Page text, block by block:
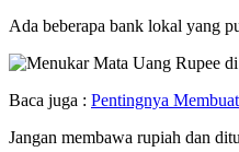
Ada beberapa bank lokal yang
Baca juga : Pentingnya
Jangan membawa rupiah dan